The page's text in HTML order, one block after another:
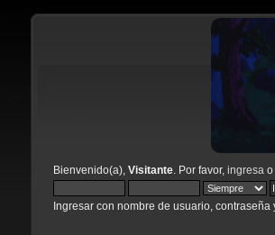
Bienvenido(a), Visitante. Por favor, ingresa o
Ingresar con nombre de usuario,